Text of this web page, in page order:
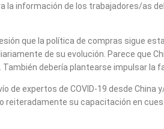
la información de los trabajadores/as
que la política de compras sigue
de su evolución. Parece que
debería plantearse impulsar
de expertos de COVID-19 desde
reiteradamente su capacitación en